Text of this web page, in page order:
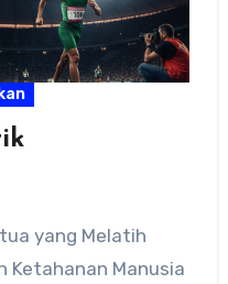
yang Melatih
Ketahanan Manusia